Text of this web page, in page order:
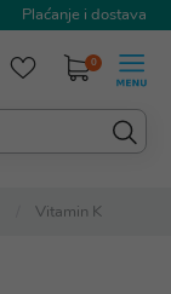
Plaćanje i dostava
0
Vitamin K